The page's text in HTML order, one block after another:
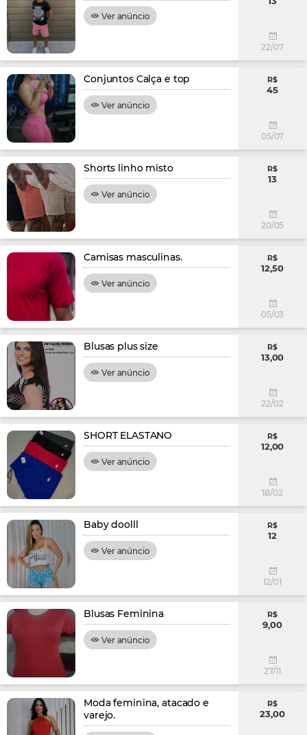
Ver anúncio
22/07
Conjuntos Calça e top
Ver anúncio
R$
45
05/07
Shorts linho misto
Ver anúncio
R$
13
20/05
Camisas masculinas.
Ver anúncio
R$
12,50
05/03
Blusas plus size
Ver anúncio
R$
13,00
22/02
SHORT ELASTANO
Ver anúncio
R$
12,00
18/02
Baby doolll
Ver anúncio
R$
12
12/01
Blusas Feminina
Ver anúncio
R$
9,00
27/11
Moda feminina, atacado e
varejo.
R$
23,00